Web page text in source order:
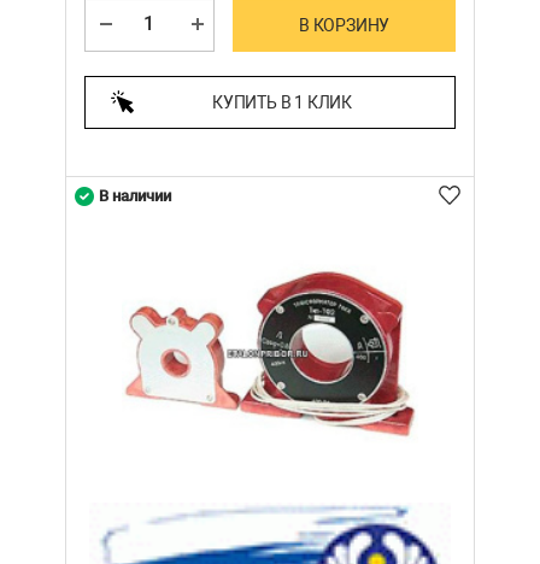
В КОРЗИНУ
КУПИТЬ В 1 КЛИК
В наличии